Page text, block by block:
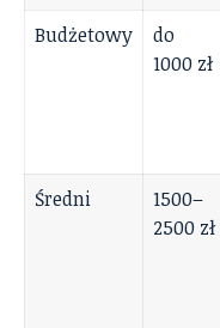
Budżetowy
do
1000 zł
Średni
1500–
2500 zł